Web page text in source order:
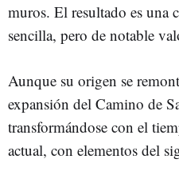
muros. El resultado es una
sencilla, pero de notable
Aunque su origen se
expansión del Camino de
transformándose con el
actual, con elementos del